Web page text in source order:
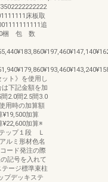
床板取
追
梱 包 数
ト》を使用し
下記金額を加
間2.5間3.0
用時の加算額
¥19,500加算
¥22,600加算※
ップ１段 Ｌ
ルミ形材色名
ード発注の際
記号を入れて
ージ標準束柱
プデッキステ